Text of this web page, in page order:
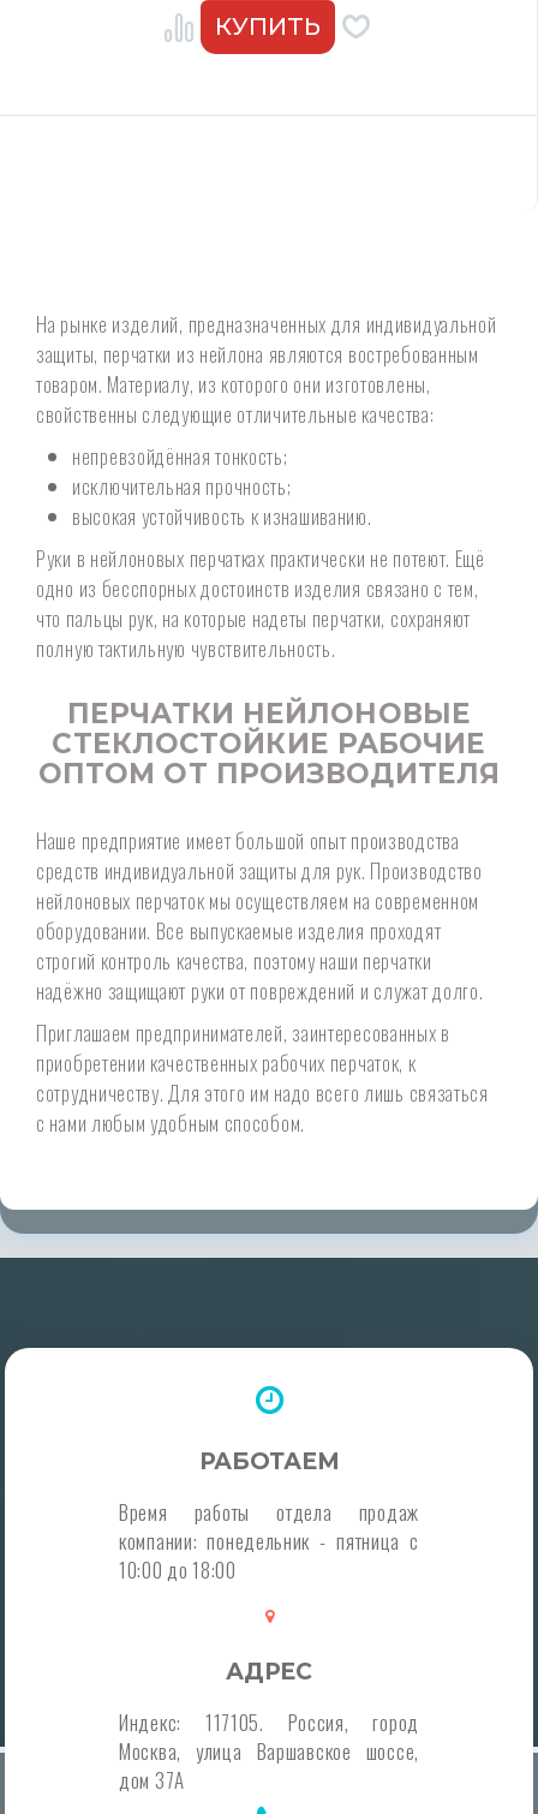
На рынке изделий, предназначенных для индивидуальной
защиты, перчатки из нейлона являются востребованным
товаром. Материалу, из которого они изготовлены,
свойственны следующие отличительные качества:
непревзойдённая тонкость;
исключительная прочность;
высокая устойчивость к изнашиванию.
Руки в нейлоновых перчатках практически не потеют. Ещё
одно из бесспорных достоинств изделия связано с тем,
что пальцы рук, на которые надеты перчатки, сохраняют
полную тактильную чувствительность.
ПЕРЧАТКИ НЕЙЛОНОВЫЕ
СТЕКЛОСТОЙКИЕ РАБОЧИЕ
ОПТОМ ОТ ПРОИЗВОДИТЕЛЯ
Наше предприятие имеет большой опыт производства
средств индивидуальной защиты для рук. Производство
нейлоновых перчаток мы осуществляем на современном
оборудовании. Все выпускаемые изделия проходят
строгий контроль качества, поэтому наши перчатки
надёжно защищают руки от повреждений и служат долго.
Приглашаем предпринимателей, заинтересованных в
приобретении качественных рабочих перчаток, к
сотрудничеству. Для этого им надо всего лишь связаться
с нами любым удобным способом.
РАБОТАЕМ
Время работы отдела продаж
компании: понедельник - пятница с
10:00 до 18:00
АДРЕС
Индекс: 117105. Россия, город
Москва, улица Варшавское шоссе,
дом 37А